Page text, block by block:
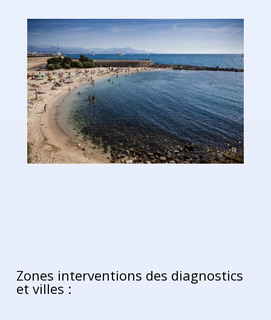
Zones interventions des diagnostics
et villes :